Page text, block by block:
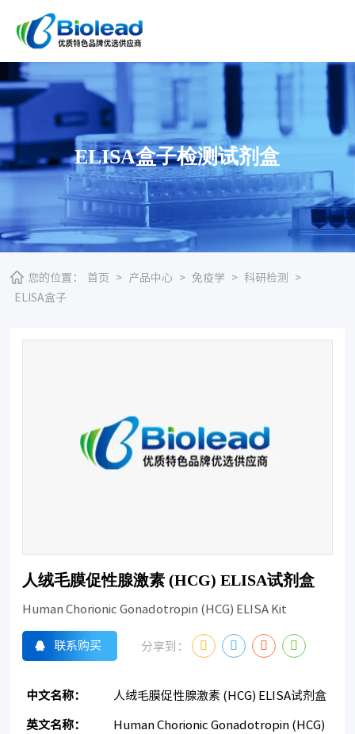
ELISA盒子检测试剂盒
您的位置： 首页 > 产品中心 > 免疫学 > 科研检测
>
ELISA盒子
人绒毛膜促性腺激素 (HCG) ELISA试剂盒
Human Chorionic Gonadotropin (HCG) ELISA Kit
联系购买 分享到：
中文名称： 人绒毛膜促性腺激素 (HCG) ELISA试剂盒
英文名称：
Human Chorionic Gonadotropin (HCG)